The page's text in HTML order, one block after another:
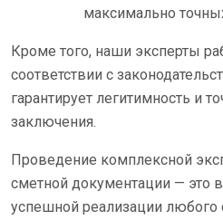
максимально
Кроме того, наши эксперты
соответствии с
гарантирует легитимность и
заключения.
Проведение комплексной
сметной документации — это
успешной реализации любого